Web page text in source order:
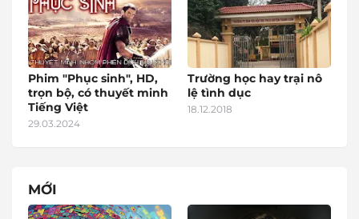
Phim "Phục sinh", HD,
trọn bộ, có thuyết minh
Tiếng Việt
29.03.2024
Trường học hay trại nô
lệ tình dục
18.12.2018
MỚI